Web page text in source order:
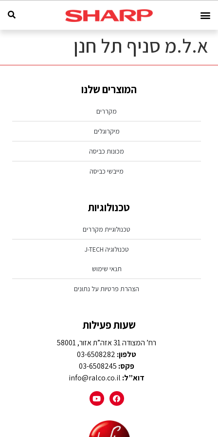
א.ל.מ סניף תל חנן
המוצרים שלנו
מקררים
מיקרוגלים
מכונות כביסה
מייבשי כביסה
טכנולוגיות
טכנולוגיית מקררים
טכנולוגיה J-TECH
תנאי שימוש
הצהרת פרטיות על נתונים
שעות פעילות
רח’ המצודה 31 אזה”ת אזור, 58001
טלפון:
פקס:
דוא”ל: